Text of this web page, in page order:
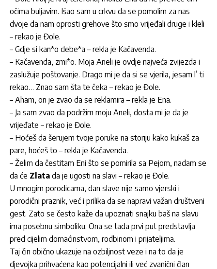
očima buljavim. Išao sam u crkvu da se pomolim za nas
dvoje da nam oprosti grehove što smo vrijeđali druge i kleli
– rekao je Đole.
– Gdje si kan*o debe*a – rekla je Kačavenda.
– Kačavenda, zmi*o. Moja Aneli je ovdje najveća zvijezda i
zaslužuje poštovanje. Drago mi je da si se vjerila, jesam l’ ti
rekao… Znao sam šta te čeka – rekao je Đole.
– Aham, on je zvao da se reklamira – rekla je Ena.
– Ja sam zvao da podržim moju Aneli, dosta mi je da je
vrijeđate – rekao je Đole.
– Hoćeš da šerujem tvoje poruke na storiju kako kukaš za
pare, hoćeš to – rekla je Kačavenda.
– Želim da čestitam Eni što se pomirila sa Pejom, nadam se
da će Zlata da je ugosti na slavi – rekao je Đole.
U mnogim porodicama, dan slave nije samo vjerski i
porodični praznik, već i prilika da se napravi važan društveni
gest. Zato se često kaže da upoznati snajku baš na slavu
ima posebnu simboliku. Ona se tada prvi put predstavlja
pred cijelim domaćinstvom, rodbinom i prijateljima.
Taj čin obično ukazuje na ozbiljnost veze i na to da je
djevojka prihvaćena kao potencijalni ili već zvanični član